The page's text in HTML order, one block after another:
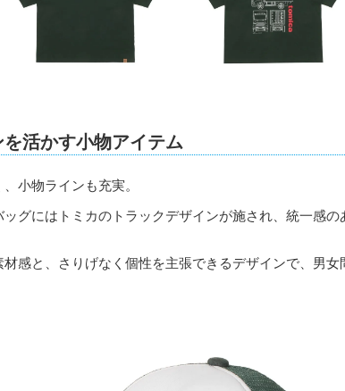
活かす小物アイテム
小物ラインも充実。
ッグにはトミカのトラックデザインが施され、統一感
材感と、さりげなく個性を主張できるデザインで、男女